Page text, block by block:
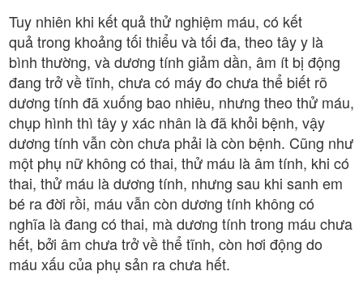
Tuy nhiên khi kết quả thử nghiệm máu, có kết
quả trong khoảng tối thiểu và tối đa, theo tây y là
bình thường, và dương tính giảm dần, âm ít bị động
đang trở về tĩnh, chưa có máy đo chưa thể biết rõ
dương tính đã xuống bao nhiêu, nhưng theo thử máu,
chụp hình thì tây y xác nhân là đã khỏi bệnh, vậy
dương tính vẫn còn chưa phải là còn bệnh. Cũng như
một phụ nữ không có thai, thử máu là âm tính, khi có
thai, thử máu là dương tính, nhưng sau khi sanh em
bé ra đời rồi, máu vẫn còn dương tính không có
nghĩa là đang có thai, mà dương tính trong máu chưa
hết, bởi âm chưa trở về thể tĩnh, còn hơi động do
máu xấu của phụ sản ra chưa hết.